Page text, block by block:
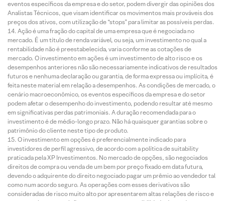
eventos específicos da empresa e do setor, podem divergir das opiniões dos
Analistas Técnicos, que visam identificar os movimentos mais prováveis dos
preços dos ativos, com utilização de “stops” para limitar as possíveis perdas.
Ação é uma fração do capital de uma empresa que é negociada no
mercado. É um título de renda variável, ou seja, um investimento no qual a
rentabilidade não é preestabelecida, varia conforme as cotações de
mercado. O investimento em ações é um investimento de alto risco e os
desempenhos anteriores não são necessariamente indicativos de resultados
futuros e nenhuma declaração ou garantia, de forma expressa ou implícita, é
feita neste material em relação a desempenhos. As condições de mercado, o
cenário macroeconômico, os eventos específicos da empresa e do setor
podem afetar o desempenho do investimento, podendo resultar até mesmo
em significativas perdas patrimoniais. A duração recomendada para o
investimento é de médio-longo prazo. Não há quaisquer garantias sobre o
patrimônio do cliente neste tipo de produto.
O investimento em opções é preferencialmente indicado para
investidores de perfil agressivo, de acordo com a política de suitability
praticada pela XP Investimentos. No mercado de opções, são negociados
direitos de compra ou venda de um bem por preço fixado em data futura,
devendo o adquirente do direito negociado pagar um prêmio ao vendedor tal
como num acordo seguro. As operações com esses derivativos são
consideradas de risco muito alto por apresentarem altas relações de risco e